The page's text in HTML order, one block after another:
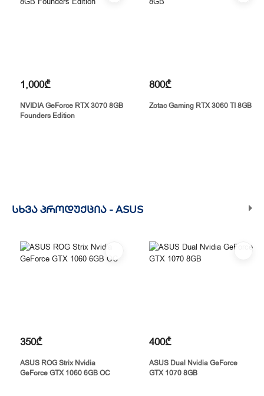
1,000₾
NVIDIA GeForce RTX 3070 8GB
Founders Edition
800₾
Zotac Gaming RTX 3060 TI 8GB
ᲡᲮᲕᲐ ᲞᲠᲝᲓᲣᲥᲪᲘᲐ -ASUS
350₾
ASUS ROG Strix Nvidia
GeForce GTX 1060 6GB OC
400₾
ASUS Dual Nvidia GeForce
GTX 1070 8GB